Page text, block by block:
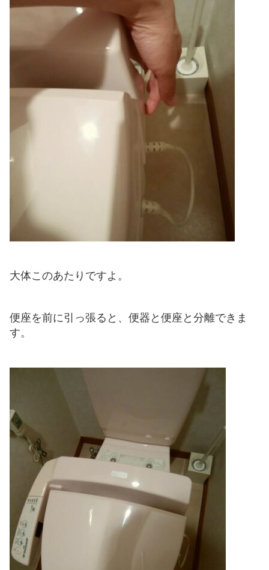
大体このあたりですよ。
便座を前に引っ張ると、便器と便座と分離できま
す。